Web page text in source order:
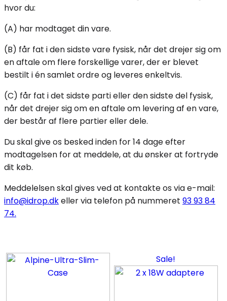
hvor du:
(A) har modtaget din vare.
(B) får fat i den sidste vare fysisk, når det drejer sig om
en aftale om flere forskellige varer, der er blevet
bestilt i én samlet ordre og leveres enkeltvis.
(C) får fat i det sidste parti eller den sidste del fysisk,
når det drejer sig om en aftale om levering af en vare,
der består af flere partier eller dele.
Du skal give os besked inden for 14 dage efter
modtagelsen for at meddele, at du ønsker at fortryde
dit køb.
Meddelelsen skal gives ved at kontakte os via e-mail:
info@idrop.dkeller via telefon på nummeret 93 93 84
74.
Sale!